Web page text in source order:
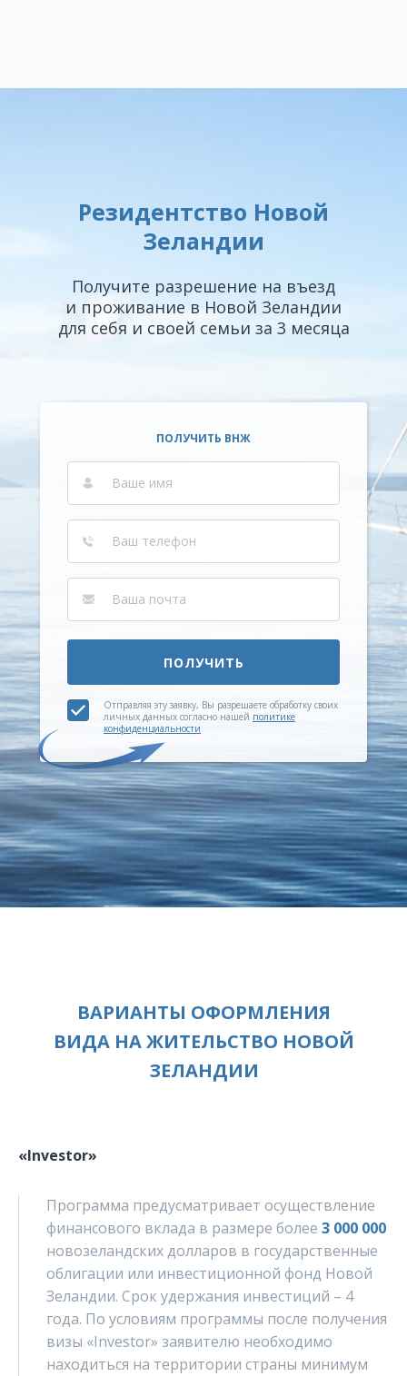
Резидентство Новой
Зеландии
Получите разрешение на въезд
и проживание в Новой Зеландии
для себя и своей семьи за 3 месяца
ПОЛУЧИТЬ ВНЖ
ПОЛУЧИТЬ
Отправляя эту заявку, Вы разрешаете обработку своих
личных данных согласно нашей политике
конфиденциальности
ВАРИАНТЫ ОФОРМЛЕНИЯ
ВИДА НА ЖИТЕЛЬСТВО НОВОЙ
ЗЕЛАНДИИ
«Investor»
Программа предусматривает осуществление
финансового вклада в размере более 3 000 000
новозеландских долларов в государственные
облигации или инвестиционной фонд Новой
Зеландии. Срок удержания инвестиций – 4
года. По условиям программы после получения
визы «Investor» заявителю необходимо
находиться на территории страны минимум